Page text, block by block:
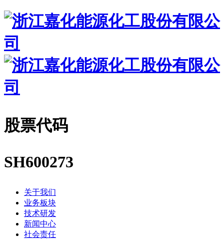
股票代码
SH600273
关于我们
业务板块
技术研发
新闻中心
社会责任